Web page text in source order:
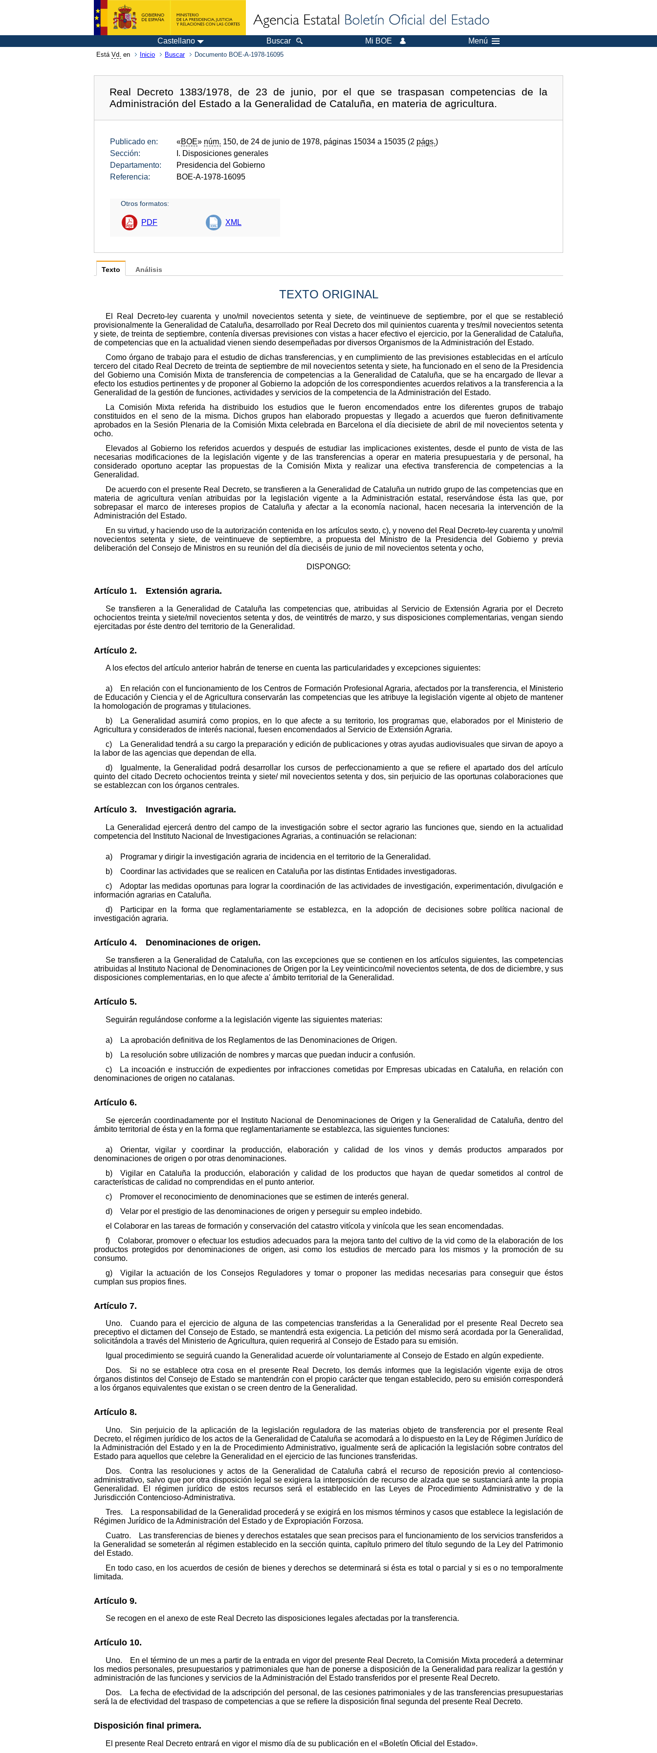
Castellano Buscar Mi BOE Menú
Está Vd. en Inicio Buscar Documento BOE-A-1978-16095
Real Decreto 1383/1978, de 23 de junio, por el que se traspasan competencias de la
Administración del Estado a la Generalidad de Cataluña, en materia de agricultura.
Publicado en: «BOE» núm. 150, de 24 de junio de 1978, páginas 15034 a 15035 (2 págs.)
Sección:
I. Disposiciones generales
Departamento:
Presidencia del Gobierno
Referencia:
BOE-A-1978-16095
Otros formatos:
PDF XML
Texto
TEXTO ORIGINAL
El Real Decreto-ley cuarenta y uno/mil novecientos setenta y siete, de veintinueve de septiembre, por el que se restableció
provisionalmente la Generalidad de Cataluña, desarrollado por Real Decreto dos mil quinientos cuarenta y tres/mil novecientos setenta
y siete, de treinta de septiembre, contenía diversas previsiones con vistas a hacer efectivo el ejercicio, por la Generalidad de Cataluña,
de competencias que en la actualidad vienen siendo desempeñadas por diversos Organismos de la Administración del Estado.
Como órgano de trabajo para el estudio de dichas transferencias, y en cumplimiento de las previsiones establecidas en el artículo
tercero del citado Real Decreto de treinta de septiembre de mil novecientos setenta y siete, ha funcionado en el seno de la Presidencia
del Gobierno una Comisión Mixta de transferencia de competencias a la Generalidad de Cataluña, que se ha encargado de llevar a
efecto los estudios pertinentes y de proponer al Gobierno la adopción de los correspondientes acuerdos relativos a la transferencia a la
Generalidad de la gestión de funciones, actividades y servicios de la competencia de la Administración del Estado.
La Comisión Mixta referida ha distribuido los estudios que le fueron encomendados entre los diferentes grupos de trabajo
constituidos en el seno de la misma. Dichos grupos han elaborado propuestas y llegado a acuerdos que fueron definitivamente
aprobados en la Sesión Plenaria de la Comisión Mixta celebrada en Barcelona el día diecisiete de abril de mil novecientos setenta y
ocho.
Elevados al Gobierno los referidos acuerdos y después de estudiar las implicaciones existentes, desde el punto de vista de las
necesarias modificaciones de la legislación vigente y de las transferencias a operar en materia presupuestaria y de personal, ha
considerado oportuno aceptar las propuestas de la Comisión Mixta y realizar una efectiva transferencia de competencias a la
Generalidad.
De acuerdo con el presente Real Decreto, se transfieren a la Generalidad de Cataluña un nutrido grupo de las competencias que en
materia de agricultura venían atribuidas por la legislación vigente a la Administración estatal, reservándose ésta las que, por
sobrepasar el marco de intereses propios de Cataluña y afectar a la economía nacional, hacen necesaria la intervención de la
Administración del Estado.
En su virtud, y haciendo uso de la autorización contenida en los artículos sexto, c), y noveno del Real Decreto-ley cuarenta y uno/mil
novecientos setenta y siete, de veintinueve de septiembre, a propuesta del Ministro de la Presidencia del Gobierno y previa
deliberación del Consejo de Ministros en su reunión del día dieciséis de junio de mil novecientos setenta y ocho,
DISPONGO:
Artículo 1. Extensión agraria.
Se transfieren a la Generalidad de Cataluña las competencias que, atribuidas al Servicio de Extensión Agraria por el Decreto
ochocientos treinta y siete/mil novecientos setenta y dos, de veintitrés de marzo, y sus disposiciones complementarias, vengan siendo
ejercitadas por éste dentro del territorio de la Generalidad.
Artículo 2.
A los efectos del artículo anterior habrán de tenerse en cuenta las particularidades y excepciones siguientes:
a) En relación con el funcionamiento de los Centros de Formación Profesional Agraria, afectados por la transferencia, el Ministerio
de Educación y Ciencia y el de Agricultura conservarán las competencias que les atribuye la legislación vigente al objeto de mantener
la homologación de programas y titulaciones.
b) La Generalidad asumirá como propios, en lo que afecte a su territorio, los programas que, elaborados por el Ministerio de
Agricultura y considerados de interés nacional, fuesen encomendados al Servicio de Extensión Agraria.
c) La Generalidad tendrá a su cargo la preparación y edición de publicaciones y otras ayudas audiovisuales que sirvan de apoyo a
la labor de las agencias que dependan de ella.
d) Igualmente, la Generalidad podrá desarrollar los cursos de perfeccionamiento a que se refiere el apartado dos del artículo
quinto del citado Decreto ochocientos treinta y siete/ mil novecientos setenta y dos, sin perjuicio de las oportunas colaboraciones que
se establezcan con los órganos centrales.
Artículo 3. Investigación agraria.
La Generalidad ejercerá dentro del campo de la investigación sobre el sector agrario las funciones que, siendo en la actualidad
competencia del Instituto Nacional de Investigaciones Agrarias, a continuación se relacionan:
a) Programar y dirigir la investigación agraria de incidencia en el territorio de la Generalidad.
b) Coordinar las actividades que se realicen en Cataluña por las distintas Entidades investigadoras.
c) Adoptar las medidas oportunas para lograr la coordinación de las actividades de investigación, experimentación, divulgación e
información agrarias en Cataluña.
d) Participar en la forma que reglamentariamente se establezca, en la adopción de decisiones sobre política nacional de
investigación agraria.
Artículo 4. Denominaciones de origen.
Se transfieren a la Generalidad de Cataluña, con las excepciones que se contienen en los artículos siguientes, las competencias
atribuidas al Instituto Nacional de Denominaciones de Origen por la Ley veinticinco/mil novecientos setenta, de dos de diciembre, y sus
disposiciones complementarias, en lo que afecte a' ámbito territorial de la Generalidad.
Artículo 5.
Seguirán regulándose conforme a la legislación vigente las siguientes materias:
a) La aprobación definitiva de los Reglamentos de las Denominaciones de Origen.
b) La resolución sobre utilización de nombres y marcas que puedan inducir a confusión.
c) La incoación e instrucción de expedientes por infracciones cometidas por Empresas ubicadas en Cataluña, en relación con
denominaciones de origen no catalanas.
Artículo 6.
Se ejercerán coordinadamente por el Instituto Nacional de Denominaciones de Origen y la Generalidad de Cataluña, dentro del
ámbito territorial de ésta y en la forma que reglamentariamente se establezca, las siguientes funciones:
a) Orientar, vigilar y coordinar la producción, elaboración y calidad de los vinos y demás productos amparados por
denominaciones de origen o por otras denominaciones.
b) Vigilar en Cataluña la producción, elaboración y calidad de los productos que hayan de quedar sometidos al control de
características de calidad no comprendidas en el punto anterior.
c) Promover el reconocimiento de denominaciones que se estimen de interés general.
d) Velar por el prestigio de las denominaciones de origen y perseguir su empleo indebido.
el Colaborar en las tareas de formación y conservación del catastro vitícola y vinícola que les sean encomendadas.
f) Colaborar, promover o efectuar los estudios adecuados para la mejora tanto del cultivo de la vid como de la elaboración de los
productos protegidos por denominaciones de origen, asi como los estudios de mercado para los mismos y la promoción de su
consumo.
g) Vigilar la actuación de los Consejos Reguladores y tomar o proponer las medidas necesarias para conseguir que éstos
cumplan sus propios fines.
Artículo 7.
Uno. Cuando para el ejercicio de alguna de las competencias transferidas a la Generalidad por el presente Real Decreto sea
preceptivo el dictamen del Consejo de Estado, se mantendrá esta exigencia. La petición del mismo será acordada por la Generalidad,
solicitándola a través del Ministerio de Agricultura, quien requerirá al Consejo de Estado para su emisión.
Igual procedimiento se seguirá cuando la Generalidad acuerde oír voluntariamente al Consejo de Estado en algún expediente.
Dos. Si no se establece otra cosa en el presente Real Decreto, los demás informes que la legislación vigente exija de otros
órganos distintos del Consejo de Estado se mantendrán con el propio carácter que tengan establecido, pero su emisión corresponderá
a los órganos equivalentes que existan o se creen dentro de la Generalidad.
Artículo 8.
Uno. Sin perjuicio de la aplicación de la legislación reguladora de las materias objeto de transferencia por el presente Real
Decreto, el régimen jurídico de los actos de la Generalidad de Cataluña se acomodará a lo dispuesto en la Ley de Régimen Jurídico de
la Administración del Estado y en la de Procedimiento Administrativo, igualmente será de aplicación la legislación sobre contratos del
Estado para aquellos que celebre la Generalidad en el ejercicio de las funciones transferidas.
Dos. Contra las resoluciones y actos de la Generalidad de Cataluña cabrá el recurso de reposición previo al contencioso-
administrativo, salvo que por otra disposición legal se exigiera la interposición de recurso de alzada que se sustanciará ante la propia
Generalidad. El régimen jurídico de estos recursos será el establecido en las Leyes de Procedimiento Administrativo y de la
Jurisdicción Contencioso-Administrativa.
Tres. La responsabilidad de la Generalidad procederá y se exigirá en los mismos términos y casos que establece la legislación de
Régimen Jurídico de la Administración del Estado y de Expropiación Forzosa.
Cuatro. Las transferencias de bienes y derechos estatales que sean precisos para el funcionamiento de los servicios transferidos a
la Generalidad se someterán al régimen establecido en la sección quinta, capítulo primero del título segundo de la Ley del Patrimonio
del Estado.
En todo caso, en los acuerdos de cesión de bienes y derechos se determinará si ésta es total o parcial y si es o no temporalmente
limitada.
Artículo 9.
Se recogen en el anexo de este Real Decreto las disposiciones legales afectadas por la transferencia.
Artículo 10.
Uno. En el término de un mes a partir de la entrada en vigor del presente Real Decreto, la Comisión Mixta procederá a determinar
los medios personales, presupuestarios y patrimoniales que han de ponerse a disposición de la Generalidad para realizar la gestión y
administración de las funciones y servicios de la Administración del Estado transferidos por el presente Real Decreto.
Dos. La fecha de efectividad de la adscripción del personal, de las cesiones patrimoniales y de las transferencias presupuestarias
será la de efectividad del traspaso de competencias a que se refiere la disposición final segunda del presente Real Decreto.
Disposición final primera.
El presente Real Decreto entrará en vigor el mismo día de su publicación en el «Boletín Oficial del Estado».
Análisis